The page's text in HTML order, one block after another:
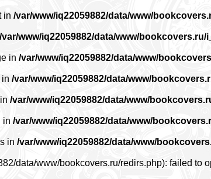
in /var/www/iq22059882/data/www/
/var/www/iq22059882/data/www/
in /var/www/iq22059882/data/www/
/var/www/iq22059882/data/www/
/var/www/iq22059882/data/www/
in /var/www/iq22059882/data/www/
in /var/www/iq22059882/data/www/
data/www/bookcovers.ru/redirs.php): failed to